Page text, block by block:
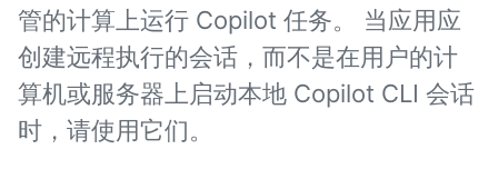
管的计算上运行 Copilot 任务。 当应用应
创建远程执行的会话，而不是在用户的计
算机或服务器上启动本地 Copilot CLI 会话
时，请使用它们。